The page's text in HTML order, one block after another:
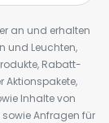
an und erhalten
und Leuchten,
Rabatt-
Aktionspakete,
Inhalte von
Anfragen für